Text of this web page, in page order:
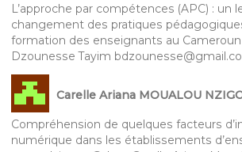
L’approche par compétences (APC) : un
changement des pratiques
formation des enseignants au
Dzounesse Tayim
Carelle Ariana MOUALOU
Compréhension de quelques facteurs
numérique dans les établissements